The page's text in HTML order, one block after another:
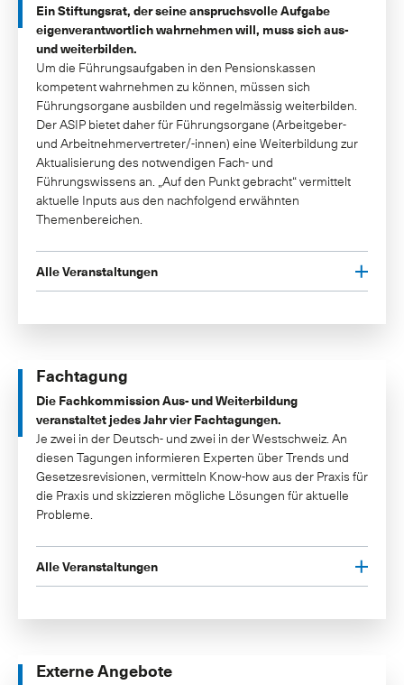
Ein Stiftungsrat, der seine anspruchsvolle Aufgabe
eigenverantwortlich wahrnehmen will, muss sich aus-
und weiterbilden.
Um die Führungsaufgaben in den Pensionskassen
kompetent wahrnehmen zu können, müssen sich
Führungsorgane ausbilden und regelmässig weiterbilden.
Der ASIP bietet daher für Führungsorgane (Arbeitgeber-
und Arbeitnehmervertreter/-innen) eine Weiterbildung zur
Aktualisierung des notwendigen Fach- und
Führungswissens an. „Auf den Punkt gebracht“ vermittelt
aktuelle Inputs aus den nachfolgend erwähnten
Themenbereichen.
Alle Veranstaltungen
Fachtagung
Die Fachkommission Aus- und Weiterbildung
veranstaltet jedes Jahr vier Fachtagungen.
Je zwei in der Deutsch- und zwei in der Westschweiz. An
diesen Tagungen informieren Experten über Trends und
Gesetzesrevisionen, vermitteln Know-how aus der Praxis für
die Praxis und skizzieren mögliche Lösungen für aktuelle
Probleme.
Alle Veranstaltungen
Externe Angebote